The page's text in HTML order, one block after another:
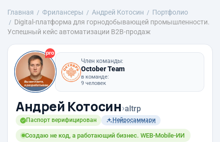
Главная Фрилансеры Андрей Котосин
Портфолио
Digital-платформа для горнодобывающей промышленности.
Успешный кейс автоматизации B2B-продаж
Член команды:
October Team
в команде:
9 человек
Андрей Котосин›altrp
Паспорт верифицирован Нейросаммари
Создаю не код, а работающий бизнес. WEB-Mobile-ИИ